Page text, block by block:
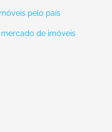
pelo país
de imóveis